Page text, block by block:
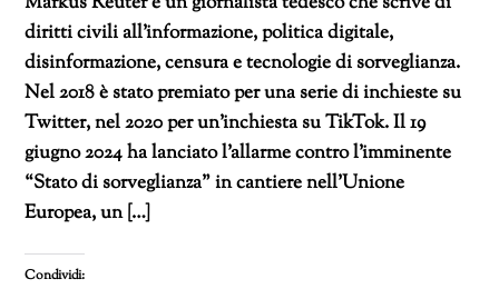
diritti civili all’informazione, politica digitale,
disinformazione, censura e tecnologie di sorveglianza.
Nel 2018 è stato premiato per una serie di inchieste su
Twitter, nel 2020 per un’inchiesta su TikTok. Il 19
giugno 2024 ha lanciato l’allarme contro l’imminente
“Stato di sorveglianza” in cantiere nell’Unione
Europea, un […]
Condividi: